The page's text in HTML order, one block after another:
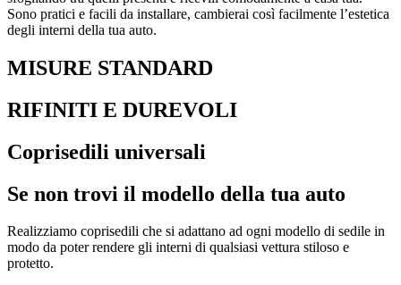
Sono pratici e facili da installare, cambierai così facilmente l’estetica
degli interni della tua auto.
MISURE STANDARD
RIFINITI E DUREVOLI
Coprisedili universali
Se non trovi il modello della tua auto
Realizziamo coprisedili che si adattano ad ogni modello di sedile in
modo da poter rendere gli interni di qualsiasi vettura stiloso e
protetto.